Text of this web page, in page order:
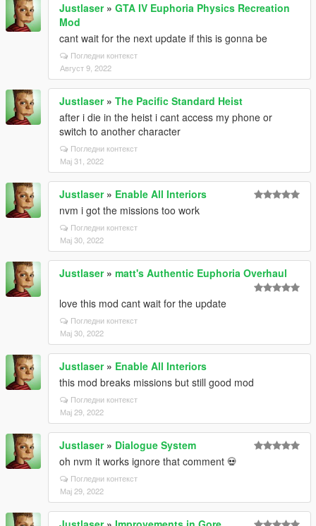
Justlaser» GTA IV Euphoria Physics Recreation
Mod
cant wait for the next update if this is gonna be
Погледни контекст
Август 9, 2022
Justlaser» The Pacific Standard Heist
after i die in the heist i cant access my phone or
switch to another character
Погледни контекст
Мај 31, 2022
Justlaser» Enable All Interiors
nvm i got the missions too work
Погледни контекст
Мај 30, 2022
Justlaser» matt's Authentic Euphoria Overhaul
love this mod cant wait for the update
Погледни контекст
Мај 30, 2022
Justlaser» Enable All Interiors
this mod breaks missions but still good mod
Погледни контекст
Мај 29, 2022
Justlaser» Dialogue System
oh nvm it works ignore that comment 💀
Погледни контекст
Мај 29, 2022